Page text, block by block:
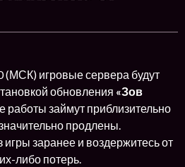
(МСК) игровые сервера будут
обновления «Зов
работы займут приблизительно
продлены.
заранее и воздержитесь от
либо потерь.